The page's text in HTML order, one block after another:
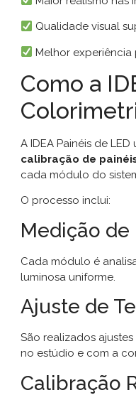
Qualidade visual
Melhor
Como a
A IDEA Painéis de
calibração de
cada módulo do
O processo inclui:
Medição de
Cada módulo é
luminosa uniforme.
Ajuste de
São realizados
no estúdio e com a
Calibração